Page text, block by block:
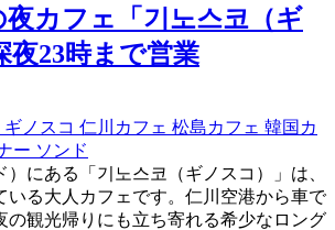
カフェ「기노스코（ギ
夜23時まで営業
ギノスコ 仁川カフェ 松島カフェ 韓国カ
ー ソンド
にある「기노스코（ギノスコ）」は、
いる大人カフェです。仁川空港から車で
の観光帰りにも立ち寄れる希少なロング